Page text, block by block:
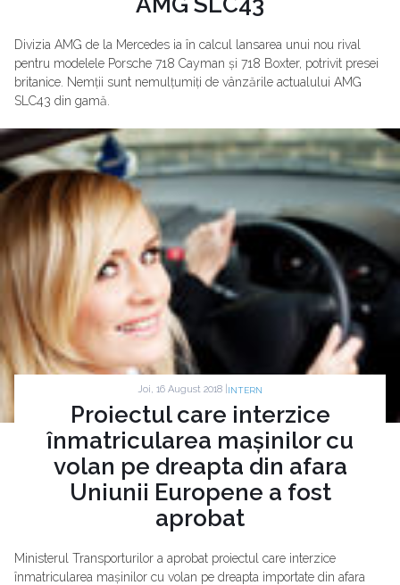
Divizia AMG de la Mercedes ia în calcul lansarea unui nou rival
pentru modelele Porsche 718 Cayman și 718 Boxter, potrivit presei
britanice. Nemții sunt nemulțumiți de vânzările actualului AMG
SLC43 din gamă.
Joi, 16 August 2018 | INTERN
Proiectul care interzice
înmatricularea mașinilor cu
volan pe dreapta din afara
Uniunii Europene a fost
aprobat
Ministerul Transporturilor a aprobat proiectul care interzice
înmatricularea mașinilor cu volan pe dreapta importate din afara